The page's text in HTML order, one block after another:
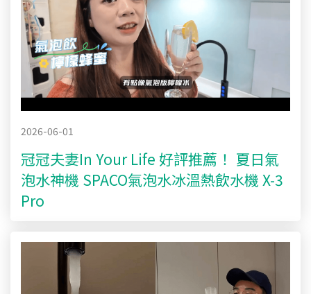
2026-06-01
冠冠夫妻In Your Life 好評推薦！ 夏日氣
泡水神機 SPACO氣泡水冰溫熱飲水機 X-3
Pro